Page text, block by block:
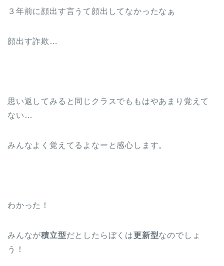
３年前に顔出す言うて顔出してなかったなぁ
顔出す詐欺…
思い返してみると同じクラスでももはやあまり覚えて
ない…
みんなよく覚えてるよなーと感心します。
わかった！
みんなが積立型だとしたらぼくは更新型なのでしょ
う！